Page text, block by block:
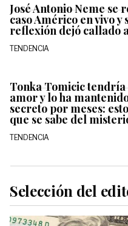
José Antonio Neme se
caso Américo en vivo y
reflexión dejó callado
TENDENCIA
Tonka Tomicic tendría
amor y lo ha
secreto por meses:
que se sabe del
TENDENCIA
Selección del